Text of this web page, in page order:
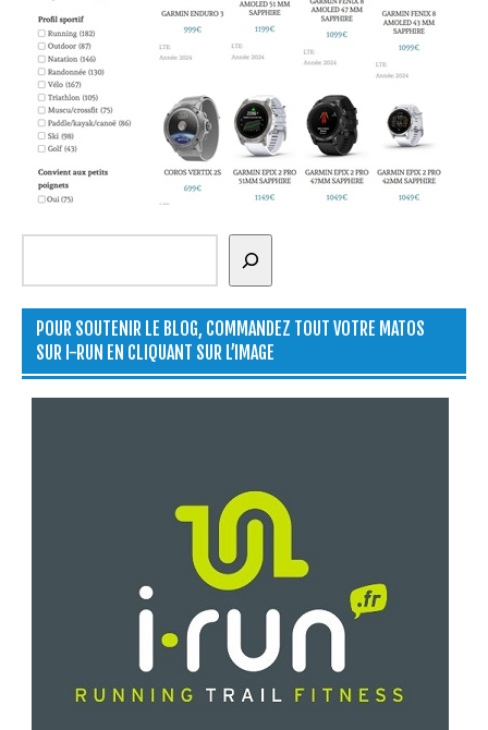
Rechercher
POUR SOUTENIR LE BLOG, COMMANDEZ TOUT VOTRE MATOS
SUR I-RUN EN CLIQUANT SUR L’IMAGE